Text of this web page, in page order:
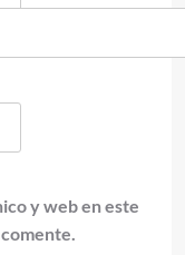
y web en este